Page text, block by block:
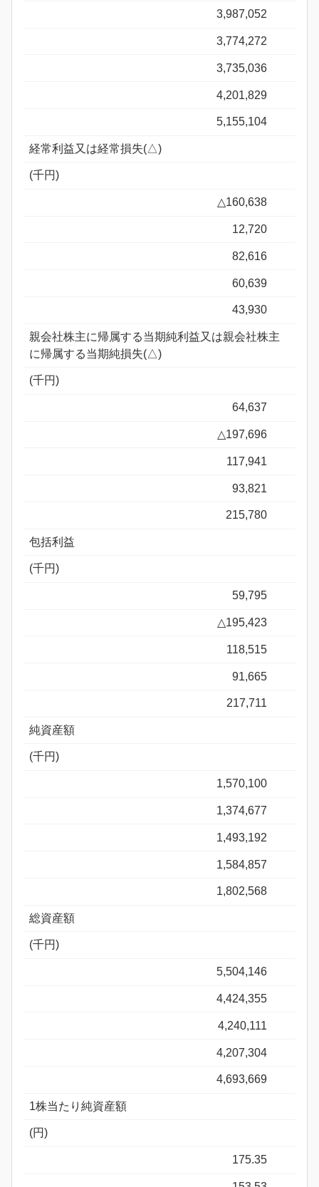
3,987,052
3,774,272
3,735,036
4,201,829
5,155,104
経常利益又は経常損失(△)
(千円)
△160,638
12,720
82,616
60,639
43,930
親会社株主に帰属する当期純利益又は親会社株主
に帰属する当期純損失(△)
(千円)
64,637
△197,696
117,941
93,821
215,780
包括利益
(千円)
59,795
△195,423
118,515
91,665
217,711
純資産額
(千円)
1,570,100
1,374,677
1,493,192
1,584,857
1,802,568
総資産額
(千円)
5,504,146
4,424,355
4,240,111
4,207,304
4,693,669
1株当たり純資産額
(円)
175.35